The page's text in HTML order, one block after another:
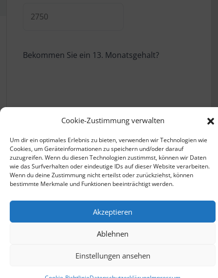
Cookie-Zustimmung verwalten
Um dir ein optimales Erlebnis zu bieten, verwenden wir Technologien wie
Cookies, um Geräteinformationen zu speichern und/oder darauf
zuzugreifen. Wenn du diesen Technologien zustimmst, können wir Daten
wie das Surfverhalten oder eindeutige IDs auf dieser Website verarbeiten.
Wenn du deine Zustimmung nicht erteilst oder zurückziehst, können
bestimmte Merkmale und Funktionen beeinträchtigt werden.
Akzeptieren
Ablehnen
Einstellungen ansehen
Bekommen Sie ein 13. Monatsgehalt?
Impressum